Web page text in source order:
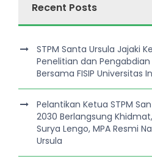
Recent Posts
STPM Santa Ursula Jajaki
Penelitian dan
Bersama FISIP Universitas
Pelantikan Ketua STPM
2030 Berlangsung
Surya Lengo, MPA Resmi
Ursula